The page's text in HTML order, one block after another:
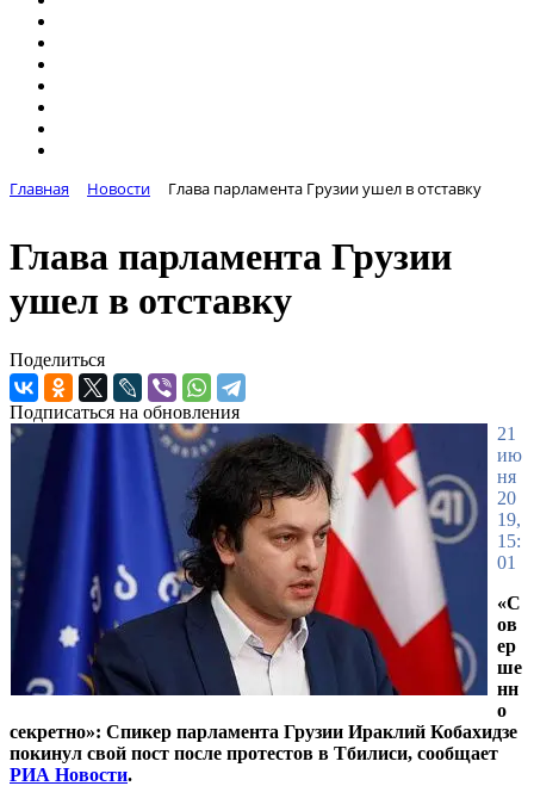
Главная Новости Глава парламента Грузии ушел в отставку
Глава парламента Грузии
ушел в отставку
Поделиться
Подписаться на обновления
21
ию
ня
20
19,
15:
01
«С
ов
ер
ше
нн
о
секретно»: Спикер парламента Грузии Ираклий Кобахидзе
покинул свой пост после протестов в Тбилиси, сообщает
РИА Новости.